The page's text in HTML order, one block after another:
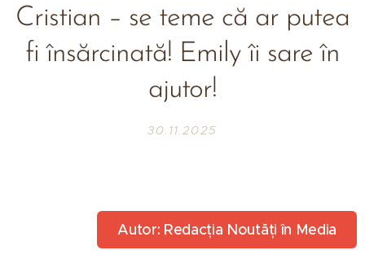
Cristian – se teme că ar putea
fi însărcinată! Emily îi sare în
ajutor!
30.11.2025
Autor: Redacția Noutăți în Media